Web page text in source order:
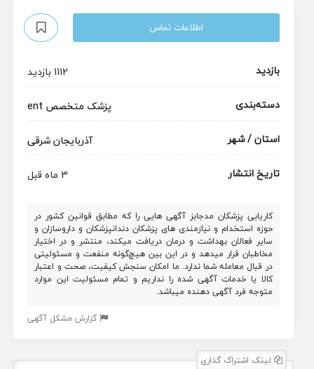
اطلاعات تماس
بازدید
1112 بازدید
دسته‌بندی
پزشک متخصص ent
استان / شهر
آذربایجان شرقی
تاریخ انتشار
3 ماه قبل
کاریابی پزشکان مدجابز آگهی هایی را که مطابق قوانین کشور در
حوزه استخدام و نیازمندی های پزشکان دندانپزشکان و داروسازان و
سایر فعالان بهداشت و درمان دریافت میکند، منتشر و در اختیار
مخاطبان قرار میدهد و در این بین هیچ‌گونه منفعت و مسئولیتی
در قبال معامله شما ندارد. ما امکان سنجش کیفیت، صحت و اعتبار
کالا یا خدمات آگهی شده را نداریم و تمام مسئولیت این موارد
متوجه فرد آگهی دهنده میباشد.
گزارش مشکل آگهی
لینک اشتراک گذاری